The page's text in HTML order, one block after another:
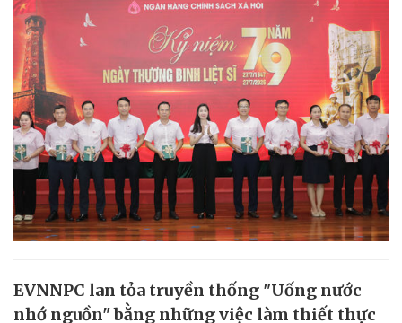
EVNNPC lan tỏa truyền thống "Uống nước
nhớ nguồn" bằng những việc làm thiết thực